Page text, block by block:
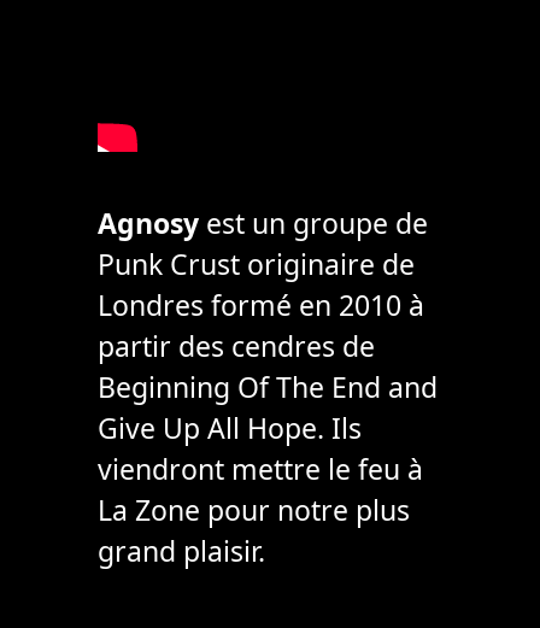
Agnosyest un groupe de
Punk Crust originaire de
Londres formé en 2010 à
partir des cendres de
Beginning Of The End and
Give Up All Hope. Ils
viendront mettre le feu à
La Zone pour notre plus
grand plaisir.